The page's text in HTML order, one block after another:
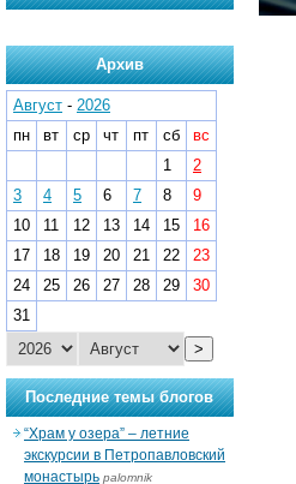
Архив
Август - 2026
пн
вт ср чт пт сб
вс
1
2
3
4 5 6 7 8
9
10
11 12 13 14 15
16
17
18 19 20 21 22
23
24
25 26 27 28 29
30
31
>
Последние темы блогов
“Храм у озера” – летние
экскурсии в Петропавловский
монастырь palomnik